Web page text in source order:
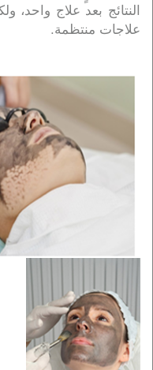
النتائج بعد علاج واحد،
علاجات منتظمة.